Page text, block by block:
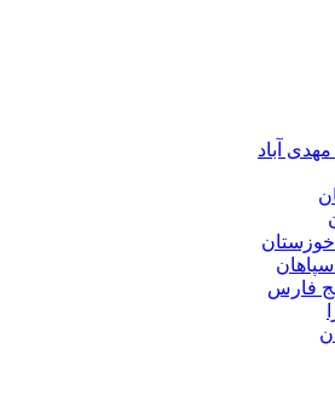
آباد
خوزستان
سپاهان
فارس